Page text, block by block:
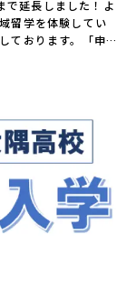
・参加取消や急遽
加お取り消しはご
早めに事務局まで
ない参加お取り消
だきます。ご了承
から、【キャンセル
目にあたる日以
30％・プログラム
％・ご連絡無しで
・催行中止について
性があります。そ
します。又、最少催
に催行中止の旨を
団体について＜プ
ラットフォーム＞
をつくる」という
グラム説明会〜
全体説明を聞いた
どんな町なの？」
ではの豊かな文化
伝えします。日
：https://c-
めての一人旅だ
な保護者様の不安
直接お答えしま
宅からリラックス
認ください・参加
く前に、「お申し
ただいた方の中か
し込み時に記入い
ら 6月15日(月)
ためし地域留学」
知りたい方や、お
イン配信を行い
2つのステップをご
（アーカイブ動画
りたい方へ〜日本
し地域留学」の全
学生一人での参加
「事務局のサポー
、ご自宅からお気
する]YouTube：
会〜「出水市・出
「どんな町な
市ならではの豊か
とお伝えします。
験」をすることが
た幻想的なグラデ
さい！さらに八幡
美味しい地域で
理」を味わって楽
的な八幡平市で、
）高校」の高校生
ただきます。他に
県八幡平市で五感
せんか？地域と一
だて）高校」と
校生は「平舘（た
「地域と一体にな
ニークな高校で
究やフィールドワ
で延長しました！よ
留学を体験してい
ております。「申
も、この機会にぜ
りを早める場合
奨学金のお知らせ-
校留学に【毎月2
す、あなたの未来
自然と人の暮らし
る豊かさに触れ、
元以外の地域の暮
自然と生き物が好
をもっとひらきた
を超えて学校生活
グラムです。はじ
っかりとサポート